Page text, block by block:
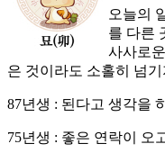
오늘의
를 다른
사사로
은 것이라도 소홀히 넘
87년생 : 된다고 생각을
75년생 : 좋은 연락이 오